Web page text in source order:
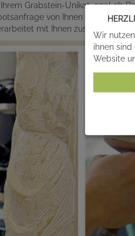
Grabstein-Unikat, egal ob
von Ihnen mit
mit Ihnen zusammen
Wir
ihnen
Website